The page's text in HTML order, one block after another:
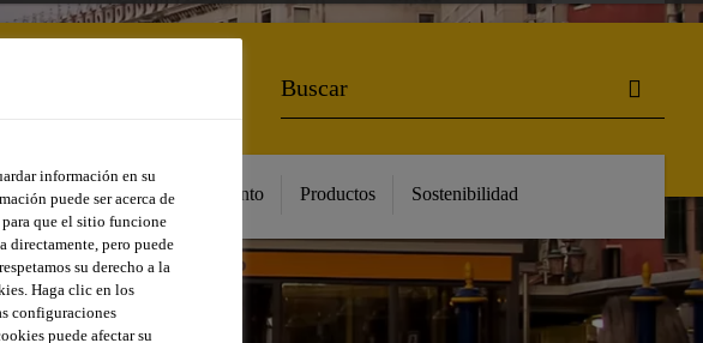
Sika Centro de Conocimiento Productos Sostenibilidad
información en su
puede ser acerca de
que el sitio funcione
directamente, pero puede
su derecho a la
Haga clic en los
configuraciones
puede afectar su